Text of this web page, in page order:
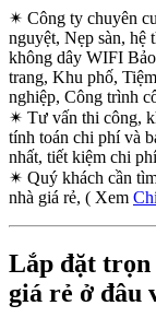
✴ Công ty chuyên
nguyệt, Nẹp sàn, hệ
không dây WIFI
trang, Khu phố,
nghiệp, Công trình
✴ Tư vấn thi công,
tính toán chi phí và
nhất, tiết kiệm chi
✴ Quý khách cần
nhà giá rẻ, ( Xem
Lắp đặt trọn
giá rẻ ở đâu